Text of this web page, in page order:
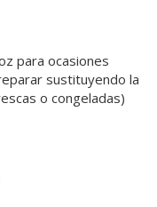
para ocasiones
sustituyendo la
o congeladas)